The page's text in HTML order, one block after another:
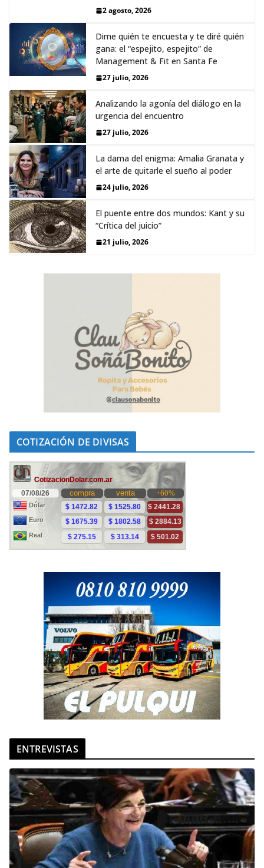
2 agosto, 2026
Dime quién te encuesta y te diré quién
gana: el “espejito, espejito” de
Management & Fit en Santa Fe
27 julio, 2026
Analizando la agonía del diálogo en la
urgencia del encuentro
27 julio, 2026
La dama del enigma: Amalia Granata y
el arte de quitarle el sueño al poder
24 julio, 2026
El puente entre dos mundos: Kant y su
“Crítica del juicio”
21 julio, 2026
COTIZACIÓN DE DIVISAS
ENTREVISTAS